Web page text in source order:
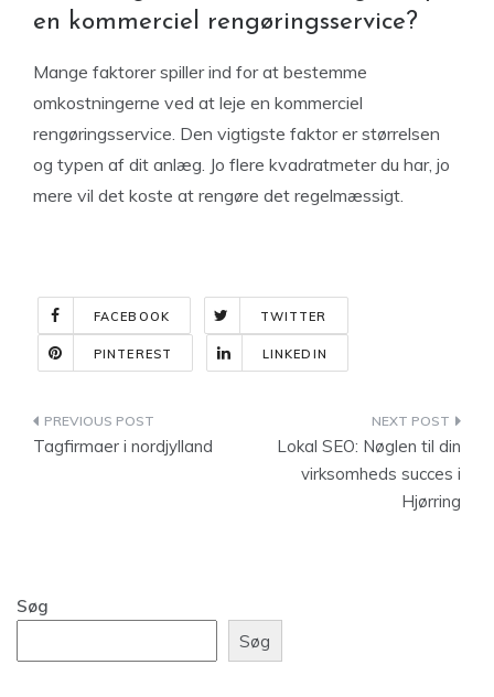
en kommerciel rengøringsservice?
Mange faktorer spiller ind for at bestemme
omkostningerne ved at leje en kommerciel
rengøringsservice. Den vigtigste faktor er størrelsen
og typen af ​​dit anlæg. Jo flere kvadratmeter du har, jo
mere vil det koste at rengøre det regelmæssigt.
FACEBOOK TWITTER
PINTEREST LINKEDIN
Indlægsnavigation
Tagfirmaer i nordjylland
Lokal SEO: Nøglen til din
virksomheds succes i
Hjørring
Søg
Søg